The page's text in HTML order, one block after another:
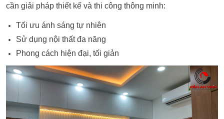
cần giải pháp thiết kế và thi công thông minh:
Tối ưu ánh sáng tự nhiên
Sử dụng nội thất đa năng
Phong cách hiện đại, tối giản